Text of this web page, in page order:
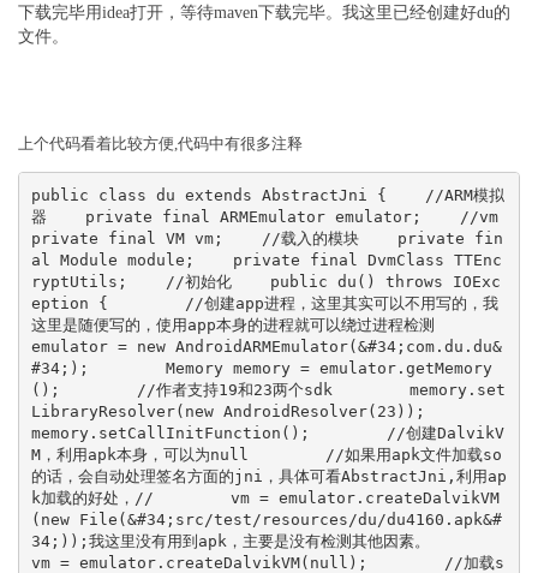
下载完毕用idea打开，等待maven下载完毕。我这里已经创建好du的
文件。
上个代码看着比较方便,代码中有很多注释
public class du extends AbstractJni {    //ARM模拟
器    private final ARMEmulator emulator;    //vm
private final VM vm;    //载入的模块    private fin
al Module module;    private final DvmClass TTEnc
ryptUtils;    //初始化    public du() throws IOExc
eption {        //创建app进程，这里其实可以不用写的，我
这里是随便写的，使用app本身的进程就可以绕过进程检测
emulator = new AndroidARMEmulator(&#34;com.du.du&
#34;);        Memory memory = emulator.getMemory
();        //作者支持19和23两个sdk        memory.set
LibraryResolver(new AndroidResolver(23));
memory.setCallInitFunction();        //创建DalvikV
M，利用apk本身，可以为null        //如果用apk文件加载so
的话，会自动处理签名方面的jni，具体可看AbstractJni,利用ap
k加载的好处，//        vm = emulator.createDalvikVM
(new File(&#34;src/test/resources/du/du4160.apk&#
34;));我这里没有用到apk，主要是没有检测其他因素。
vm = emulator.createDalvikVM(null);        //加载s